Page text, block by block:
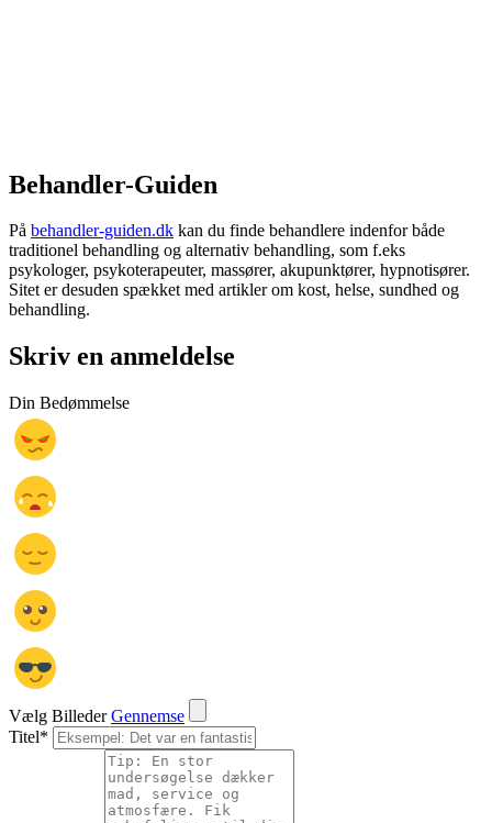
Behandler-Guiden
På behandler-guiden.dk kan du finde behandlere indenfor både
traditionel behandling og alternativ behandling, som f.eks
psykologer, psykoterapeuter, massører, akupunktører, hypnotisører.
Sitet er desuden spækket med artikler om kost, helse, sundhed og
behandling.
Skriv en anmeldelse
Din Bedømmelse
Vælg Billeder Gennemse
Titel*